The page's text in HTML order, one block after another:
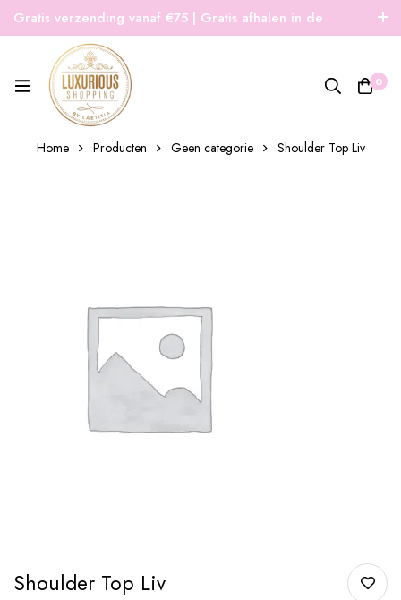
Gratis verzending vanaf €75 | Gratis afhalen in de
winkel | Snelle verzending
0
Home Producten Geen categorie Shoulder Top Liv
Shoulder Top Liv